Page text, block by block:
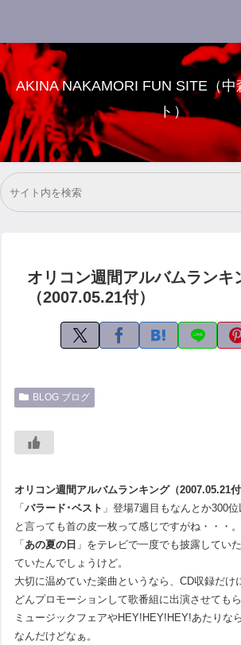
AKINA NAKAMORI FUN SITE（
ト）
オリコン週間アルバムランキ
（2007.05.21付）
BLOG ブログ
オリコン週間アルバムランキング（2007.05.21
「バラード･ベスト 」登場7週目もなんとか300位
と言っても首の皮一枚って感じですがね・・・。
「あの夏の日 」をテレビで一度でも披露してい
ていたんでしょうけど。
大切に温めていた楽曲というなら、CD収録だけ
どんプロモーションして歌番組に出演させても
ミュージックフェアやHEY!HEY!HEY!あたりな
なんだけどなぁ。